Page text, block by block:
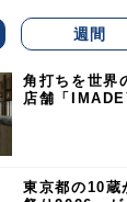
週間
角打ちを世界
店舗「
東京都の10蔵